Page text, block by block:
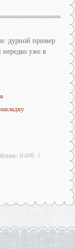
дурной пример
уже в
: 0.0/0